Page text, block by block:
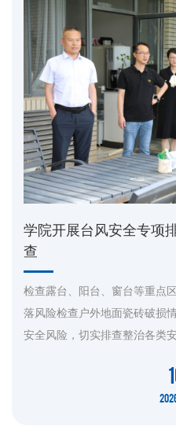
学院开展台风安全专项
查
检查露台、阳台、窗台等重点
落风险检查户外地面瓷砖破损
安全风险，切实排查整治各类
李新春，院长丁志华，副书记
冉洪涛，党政办主任肖国建、